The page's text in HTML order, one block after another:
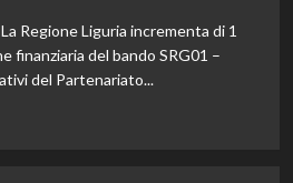
Regione Liguria incrementa di 1
finanziaria del bando SRG01 –
del Partenariato...